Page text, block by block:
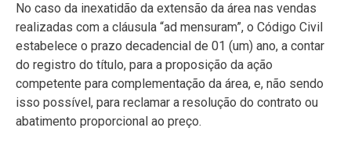
No caso da inexatidão da extensão da área nas vendas
realizadas com a cláusula “ad mensuram”, o Código Civil
estabelece o prazo decadencial de 01 (um) ano, a contar
do registro do título, para a proposição da ação
competente para complementação da área, e, não sendo
isso possível, para reclamar a resolução do contrato ou
abatimento proporcional ao preço.